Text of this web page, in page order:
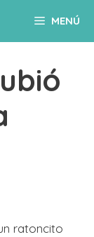
MENÚ
ratoncito